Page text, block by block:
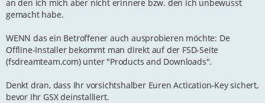
an den ich mich aber nicht erinnere bzw. den ich unbewusst
gemacht habe.
WENN das ein Betroffener auch ausprobieren möchte: De
Offline-Installer bekommt man direkt auf der FSD-Seite
(fsdreamteam.com) unter "Products and Downloads".
Denkt dran, dass Ihr vorsichtshalber Euren Actication-Key sichert,
bevor Ihr GSX deinstalliert.